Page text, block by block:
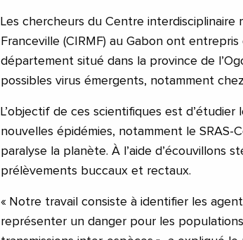
Les chercheurs du Centre interdisciplinaire
Franceville (CIRMF) au Gabon ont
département situé dans la province de
possibles virus émergents, notamment
L’objectif de ces scientifiques est
nouvelles épidémies, notamment le SRAS-
paralyse la planète. À l’aide d’écouvillons
prélèvements buccaux et rectaux.
« Notre travail consiste à identifier les
représenter un danger pour les